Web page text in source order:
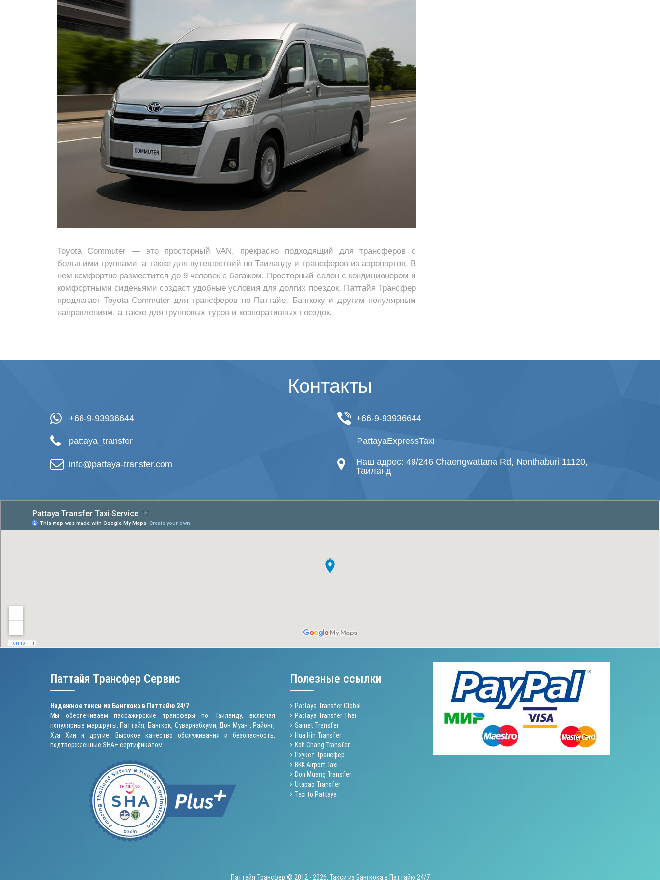
Toyota Commuter — это просторный VAN, прекрасно подходящий для трансферов с
большими группами, а также для путешествий по Таиланду и трансферов из аэропортов. В
нем комфортно разместится до 9 человек с багажом. Просторный салон с кондиционером и
комфортными сиденьями создаст удобные условия для долгих поездок. Паттайя Трансфер
предлагает Toyota Commuter для трансферов по Паттайе, Бангкоку и другим популярным
направлениям, а также для групповых туров и корпоративных поездок.
Контакты
+66-9-93936644 +66-9-93936644
pattaya_transfer PattayaExpressTaxi
info@pattaya-transfer.com
Наш адрес: 49/246 Chaengwattana Rd, Nonthaburi 11120,
Таиланд
Паттайя Трансфер Сервис
Надежное такси из Бангкока в Паттайю 24/7
Мы обеспечиваем пассажирские трансферы по Таиланду, включая
популярные маршруты: Паттайя, Бангкок, Суварнабхуми, Дон Муанг, Районг,
Хуа Хин и другие. Высокое качество обслуживания и безопасность,
подтвержденные SHA+ сертификатом.
Полезные ссылки
Pattaya Transfer Global
Pattaya Transfer Thai
Samet Transfer
Hua Hin Transfer
Koh Chang Transfer
Пхукет Трансфер
BKK Airport Taxi
Don Muang Transfer
Utapao Transfer
Taxi to Pattaya
Паттайя Трансфер © 2012 - 2026: Такси из Бангкока в Паттайю 24/7